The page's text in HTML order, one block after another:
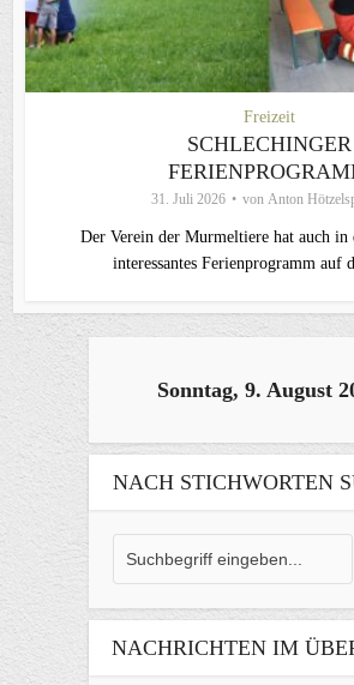
Freizeit
SCHLECHINGER
31. Juli 2026 von Anton
Der Verein der Murmeltiere hat auch in
interessantes Ferienprogramm auf
Sonntag, 9. August
NACH STICHWORTEN
NACHRICHTEN IM